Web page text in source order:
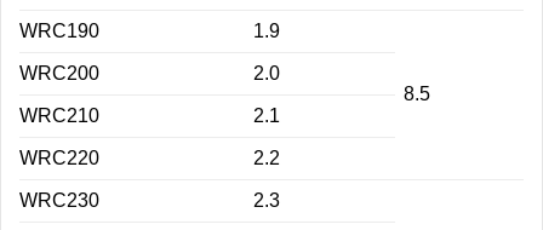
WRC190 1.9
8.5
WRC200 2.0
WRC210 2.1
WRC220 2.2
WRC230 2.3